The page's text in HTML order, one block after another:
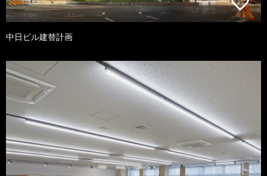
中日ビル建替計画